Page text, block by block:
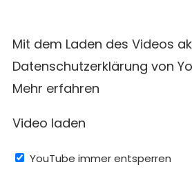
Mit dem Laden des Videos
Datenschutzerklärung von
Mehr erfahren
Video laden
YouTube immer entsperren